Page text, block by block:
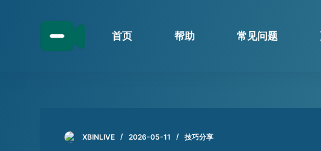
首页 帮助 常见问题
XBINLIVE 2026-05-11 技巧分享